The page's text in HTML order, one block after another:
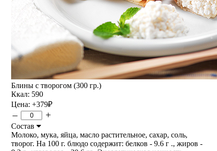
Блины с творогом (300 гр.)
Ккал: 590
Цена: +379₽
– +
Состав
Молоко, мука, яйца, масло растительное, сахар, соль,
творог. На 100 г. блюдо содержит: белков - 9.6 г ., жиров -